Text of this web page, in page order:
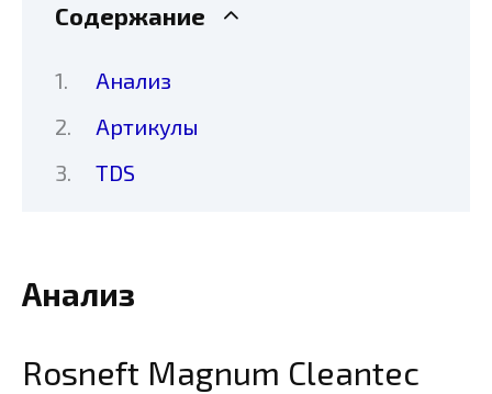
Содержание
Анализ
Артикулы
TDS
Анализ
Rosneft Magnum Cleantec